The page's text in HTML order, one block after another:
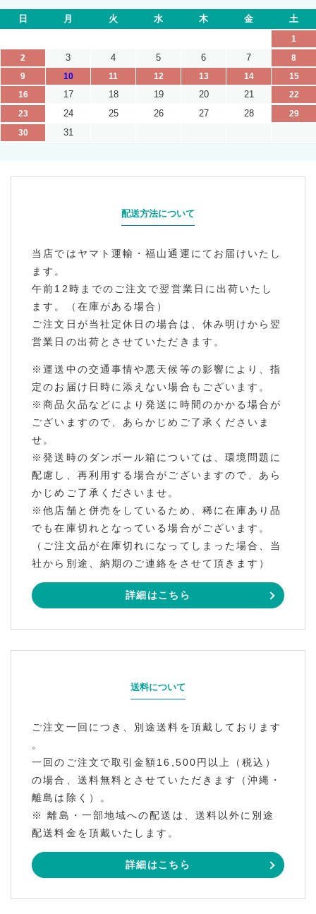
日 月 火 水 木 金 土
1
2
3 4 5 6 7
8
9
10 11 12 13 14
15
16
17 18 19 20 21
22
23
24 25 26 27 28
29
30
31
配送方法について
当店ではヤマト運輸・福山通運にてお届けいたし
ます。
午前12時までのご注文で翌営業日に出荷いたし
ます。（在庫がある場合）
ご注文日が当社定休日の場合は、休み明けから翌
営業日の出荷とさせていただきます。
※運送中の交通事情や悪天候等の影響により、指
定のお届け日時に添えない場合もございます。
※商品欠品などにより発送に時間のかかる場合が
ございますので、あらかじめご了承くださいま
せ。
※発送時のダンボール箱については、環境問題に
配慮し、再利用する場合がございますので、あら
かじめご了承くださいませ。
※他店舗と併売をしているため、稀に在庫あり品
でも在庫切れとなっている場合がございます。
（ご注文品が在庫切れになってしまった場合、当
社から別途、納期のご連絡をさせて頂きます）
詳細はこちら
送料について
ご注文一回につき、別途送料を頂戴しております
。
一回のご注文で取引金額16,500円以上（税込）
の場合、送料無料とさせていただきます（沖縄・
離島は除く）。
※ 離島・一部地域への配送は、送料以外に別途
配送料金を頂戴いたします。
詳細はこちら